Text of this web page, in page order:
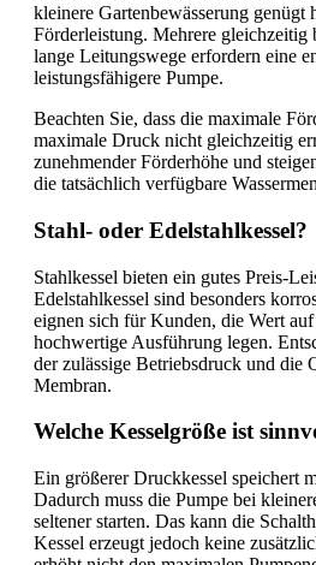
kleinere Gartenbewässerung genügt
Förderleistung. Mehrere gleichzeitig
lange Leitungswege erfordern eine
leistungsfähigere Pumpe.
Beachten Sie, dass die maximale
maximale Druck nicht gleichzeitig
zunehmender Förderhöhe und
die tatsächlich verfügbare
Stahl- oder Edelstahlkessel?
Stahlkessel bieten ein gutes Preis-
Edelstahlkessel sind besonders
eignen sich für Kunden, die Wert
hochwertige Ausführung legen.
der zulässige Betriebsdruck und die
Membran.
Welche Kesselgröße ist
Ein größerer Druckkessel speichert
Dadurch muss die Pumpe bei
seltener starten. Das kann die
Kessel erzeugt jedoch keine